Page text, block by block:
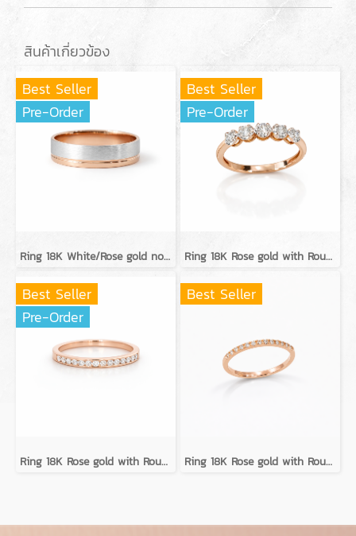
สินค้าเกี่ยวข้อง
Best Seller
Pre-Order
Ring 18K White/Rose gold no diamond
Best Seller
Pre-Order
Ring 18K Rose gold with Round Diamond
Best Seller
Pre-Order
Ring 18K Rose gold with Round Diamond
Best Seller
Ring 18K Rose gold with Round Diamond